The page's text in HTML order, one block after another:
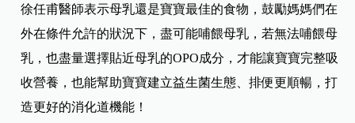
徐任甫醫師表示母乳還是寶寶最佳的食物，鼓勵媽媽們在
外在條件允許的狀況下，盡可能哺餵母乳，若無法哺餵母
乳，也盡量選擇貼近母乳的OPO成分，才能讓寶寶完整吸
收營養，也能幫助寶寶建立益生菌生態、排便更順暢，打
造更好的消化道機能！